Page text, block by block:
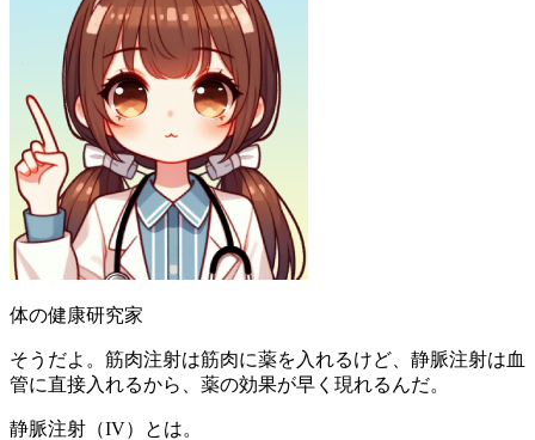
体の健康研究家
そうだよ。筋肉注射は筋肉に薬を入れるけど、静脈注射は血
管に直接入れるから、薬の効果が早く現れるんだ。
静脈注射（IV）とは。